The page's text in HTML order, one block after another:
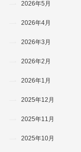
2026年5月
2026年4月
2026年3月
2026年2月
2026年1月
2025年12月
2025年11月
2025年10月